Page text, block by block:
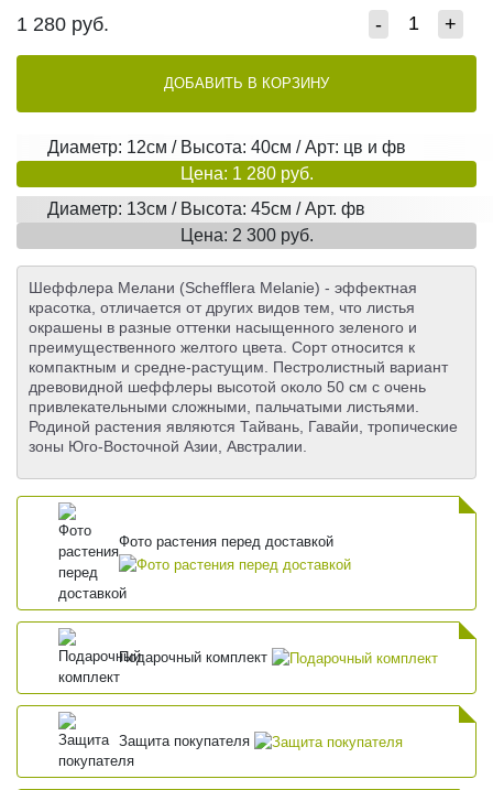
1 280 руб. - +
ДОБАВИТЬ В КОРЗИНУ
Диаметр: 12см / Высота: 40см / Арт: цв и фв
Цена: 1 280 руб.
Диаметр: 13см / Высота: 45см / Арт. фв
Цена: 2 300 руб.
Шеффлера Мелани (Schefflera Melanie) - эффектная
красотка, отличается от других видов тем, что листья
окрашены в разные оттенки насыщенного зеленого и
преимущественного желтого цвета. Сорт относится к
компактным и средне-растущим. Пестролистный вариант
древовидной шеффлеры высотой около 50 см с очень
привлекательными сложными, пальчатыми листьями.
Родиной растения являются Тайвань, Гавайи, тропические
зоны Юго-Восточной Азии, Австралии.
Фото растения перед доставкой
Подарочный комплект
Защита покупателя